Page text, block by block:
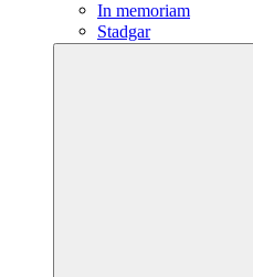
In memoriam
Stadgar